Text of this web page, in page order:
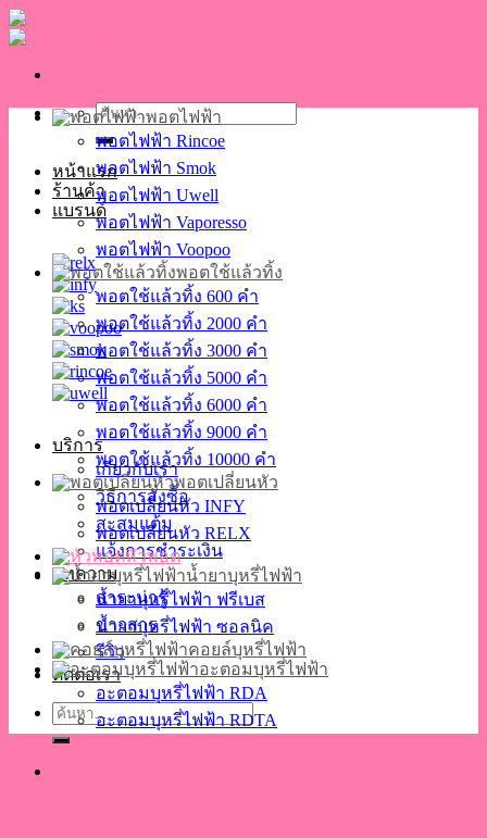
Skip
to
ค้นหา:
หน้าแรก
ร้านค้า
แบรนด์
บริการ
เกี่ยวกับเรา
วิธีการสั่งซื้อ
สะสมแต้ม
แจ้งการชำระเงิน
บทความ
สาระน่ารู้
ข่าวสาร
รีวิว
ติดต่อเรา
ค้นหา:
พอตไฟฟ้า
พอตไฟฟ้า Rincoe
พอตไฟฟ้า Smok
พอตไฟฟ้า Uwell
พอตไฟฟ้า Vaporesso
พอตไฟฟ้า Voopoo
พอตใช้แล้วทิ้ง
พอตใช้แล้วทิ้ง 600 คำ
พอตใช้แล้วทิ้ง 2000 คำ
พอตใช้แล้วทิ้ง 3000 คำ
พอตใช้แล้วทิ้ง 5000 คำ
พอตใช้แล้วทิ้ง 6000 คำ
พอตใช้แล้วทิ้ง 9000 คำ
พอตใช้แล้วทิ้ง 10000 คำ
พอตเปลี่ยนหัว
พอตเปลี่ยนหัว INFY
พอตเปลี่ยนหัว RELX
หัวพอต
น้ำยาบุหรี่ไฟฟ้า
น้ำยาบุหรี่ไฟฟ้า ฟรีเบส
น้ำยาบุหรี่ไฟฟ้า ซอลนิค
คอยล์บุหรี่ไฟฟ้า
อะตอมบุหรี่ไฟฟ้า
อะตอมบุหรี่ไฟฟ้า RDA
อะตอมบุหรี่ไฟฟ้า RDTA